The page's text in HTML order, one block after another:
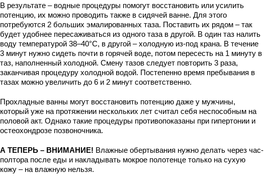
В результате – водные процедуры помогут восстановить или усилить
потенцию, их можно проводить также в сидячей ванне. Для этого
потребуются 2 больших эмалированных таза. Поставить их рядом – так
будет удобнее пересаживаться из одного таза в другой. В один таз налить
воду температурой 38–40°С, в другой – холодную из-под крана. В течение
3 минут нужно сидеть почти в горячей воде, потом пересесть на 1 минуту в
таз, наполненный холодной. Смену тазов следует повторить 3 раза,
заканчивая процедуру холодной водой. Постепенно время пребывания в
тазах можно увеличить до 6 и 2 минут соответственно.
Прохладные ванны могут восстановить потенцию даже у мужчины,
который уже на протяжении нескольких лет считал себя неспособным на
половой акт. Однако такие процедуры противопоказаны при гипертонии и
остеохондрозе позвоночника.
А ТЕПЕРЬ – ВНИМАНИЕ! Влажные обертывания нужно делать через час-
полтора после еды и накладывать мокрое полотенце только на сухую
кожу – на влажную нельзя.